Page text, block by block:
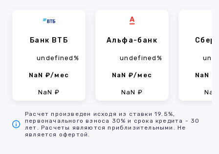
Банк ВТБ
undefined%
NaN ₽/мес
NaN ₽
Альфа-банк
undefined%
NaN ₽/мес
NaN ₽
NaN
Расчет произведен исходя из ставки 19.5%,
первоначального взноса 30% и срока кредита - 30
лет. Расчеты являются приблизительными. Не
является офертой.